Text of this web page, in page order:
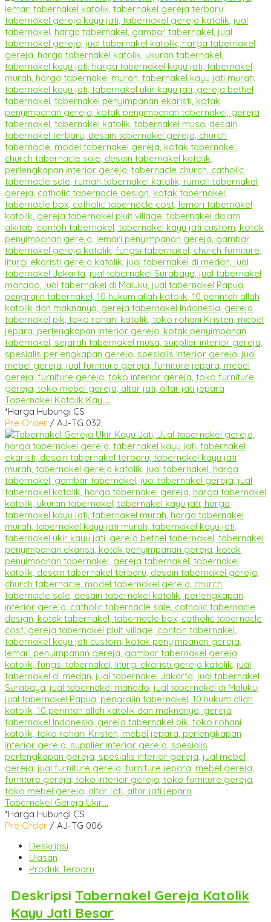
Tabernakel Katolik Kay....
*Harga Hubungi CS
Pre Order / AJ-TG 032
Tabernakel Gereja Ukir....
*Harga Hubungi CS
Pre Order / AJ-TG 006
Deskripsi
Ulasan
Produk Terbaru
Deskripsi Tabernakel Gereja Katolik
Kayu Jati Besar